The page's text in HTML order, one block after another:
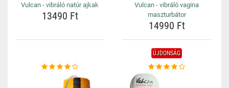
Vulcan - vibráló natúr ajkak
13490 Ft
Vulcan - vibráló vagina
maszturbátor
14990 Ft
ÚJDONSÁG